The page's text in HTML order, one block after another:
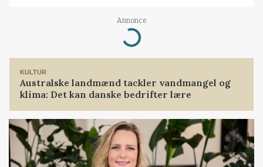
Annonce
Loading...
KULTUR
Australske landmænd tackler vandmangel og
klima: Det kan danske bedrifter lære